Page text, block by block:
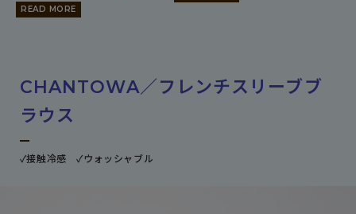
READ MORE
CHANTOWA／フレンチスリーブブ
ラウス
✓接触冷感 ✓ウォッシャブル